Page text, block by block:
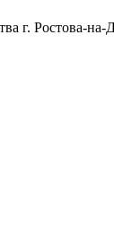
г. Ростова-на-